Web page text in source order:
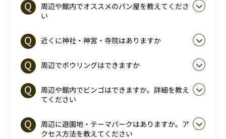
周辺や館内でオススメのパン屋を教えてくださ
い
近くに神社・神宮・寺院はありますか
周辺でボウリングはできますか
周辺や館内でビンゴはできますか。詳細を教え
てください
周辺に遊園地・テーマパークはありますか。ア
クセス方法を教えてください